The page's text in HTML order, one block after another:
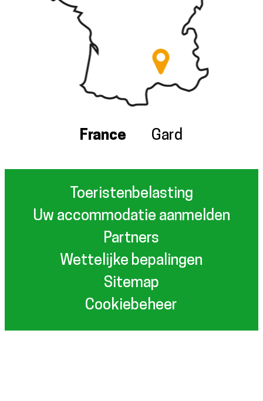
France Gard
Toeristenbelasting
Uw accommodatie aanmelden
Partners
Wettelijke bepalingen
Sitemap
Cookiebeheer